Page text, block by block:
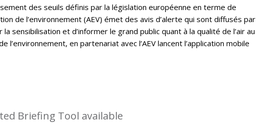
des seuils définis par la législation européenne en terme de
de l’environnement (AEV) émet des avis d’alerte qui sont diffusés par
la sensibilisation et d’informer le grand public quant à la qualité de l’air au
l’environnement, en partenariat avec l’AEV lancent l’application mobile
Briefing Tool available